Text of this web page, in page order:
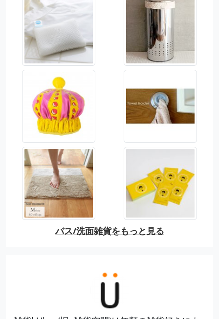
バス/洗面雑貨をもっと見る